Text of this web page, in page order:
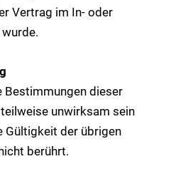
Vertrag im In- oder
Bestimmungen dieser
unwirksam sein
Gültigkeit der übrigen
berührt.